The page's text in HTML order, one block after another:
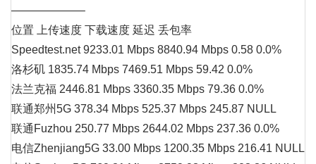
——————–
位置 上传速度 下载速度 延迟 丢包率
Speedtest.net 9233.01 Mbps 8840.94 Mbps 0.58 0.0%
洛杉矶 1835.74 Mbps 7469.51 Mbps 59.42 0.0%
法兰克福 2446.81 Mbps 3360.35 Mbps 79.36 0.0%
联通郑州5G 378.34 Mbps 525.37 Mbps 245.87 NULL
联通Fuzhou 250.77 Mbps 2644.02 Mbps 237.36 0.0%
电信Zhenjiang5G 33.00 Mbps 1200.35 Mbps 216.41 NULL